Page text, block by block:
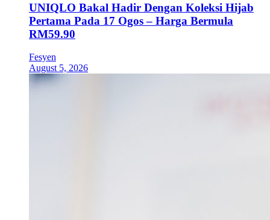
UNIQLO Bakal Hadir Dengan Koleksi Hijab
Pertama Pada 17 Ogos – Harga Bermula
RM59.90
Fesyen
August 5, 2026